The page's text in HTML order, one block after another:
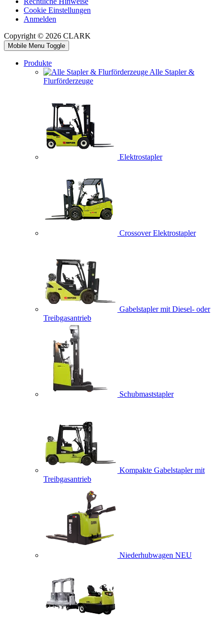
Cookie Einstellungen
Anmelden
Copyright © 2026 CLARK
Mobile Menu Toggle
Produkte
Alle Stapler &
Flurförderzeuge
Elektrostapler
Crossover Elektrostapler
Gabelstapler mit Diesel- oder
Treibgasantrieb
Schubmaststapler
Kompakte Gabelstapler mit
Treibgasantrieb
Niederhubwagen NEU